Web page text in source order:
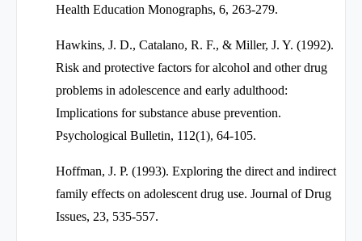
Health Education Monographs, 6, 263-279.
Hawkins, J. D., Catalano, R. F., & Miller, J. Y. (1992).
Risk and protective factors for alcohol and other drug
problems in adolescence and early adulthood:
Implications for substance abuse prevention.
Psychological Bulletin, 112(1), 64-105.
Hoffman, J. P. (1993). Exploring the direct and indirect
family effects on adolescent drug use. Journal of Drug
Issues, 23, 535-557.